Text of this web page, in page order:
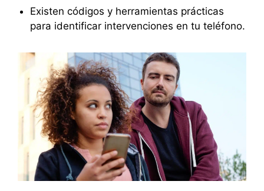
Existen códigos y herramientas prácticas
para identificar intervenciones en tu teléfono.